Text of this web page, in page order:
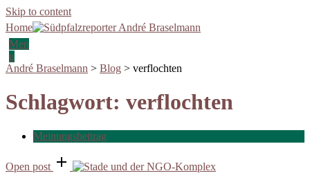
Skip to content
Home
Men
u
André Braselmann > Blog > verflochten
Schlagwort: verflochten
Meinungsbeitrag
Open post